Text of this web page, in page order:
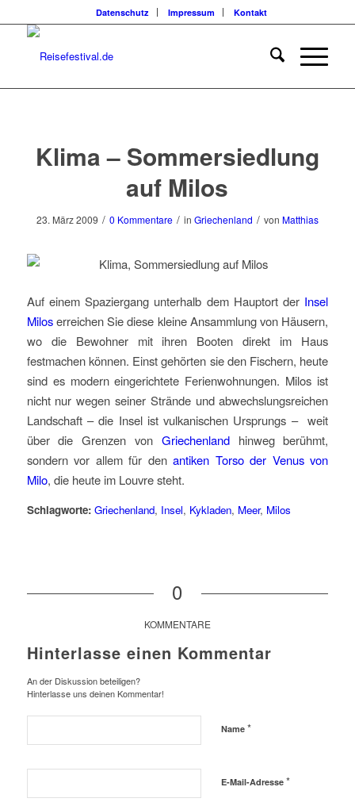
Datenschutz Impressum Kontakt
Klima – Sommersiedlung
auf Milos
23. März 2009 / 0 Kommentare / in Griechenland / von Matthias
Auf einem Spaziergang unterhalb dem Hauptort der Insel
Miloserreichen Sie diese kleine Ansammlung von Häusern,
wo die Bewohner mit ihren Booten direkt im Haus
festmachen können. Einst gehörten sie den Fischern, heute
sind es modern eingerichtete Ferienwohnungen. Milos ist
nicht nur wegen seiner Strände und abwechslungsreichen
Landschaft – die Insel ist vulkanischen Ursprungs – weit
über die Grenzen von Griechenlandhinweg berühmt,
sondern vor allem für denantiken Torso der Venus von
Milo, die heute im Louvre steht.
Schlagworte: Griechenland, Insel, Kykladen, Meer, Milos
0
KOMMENTARE
Hinterlasse einen Kommentar
An der Diskussion beteiligen?
Hinterlasse uns deinen Kommentar!
Name *
E-Mail-Adresse *